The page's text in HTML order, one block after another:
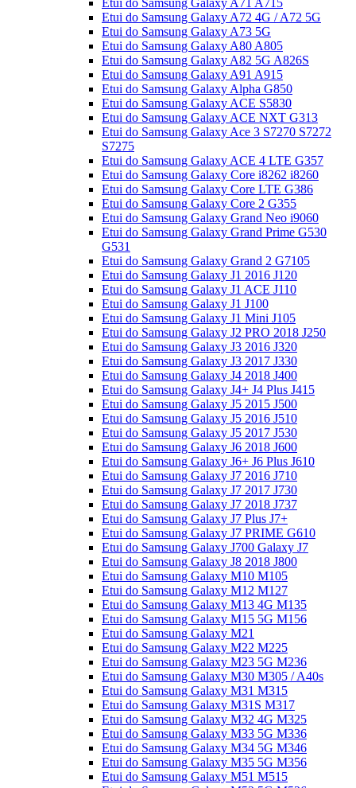
Etui do Samsung Galaxy A71 A715
Etui do Samsung Galaxy A72 4G / A72 5G
Etui do Samsung Galaxy A73 5G
Etui do Samsung Galaxy A80 A805
Etui do Samsung Galaxy A82 5G A826S
Etui do Samsung Galaxy A91 A915
Etui do Samsung Galaxy Alpha G850
Etui do Samsung Galaxy ACE S5830
Etui do Samsung Galaxy ACE NXT G313
Etui do Samsung Galaxy Ace 3 S7270 S7272
S7275
Etui do Samsung Galaxy ACE 4 LTE G357
Etui do Samsung Galaxy Core i8262 i8260
Etui do Samsung Galaxy Core LTE G386
Etui do Samsung Galaxy Core 2 G355
Etui do Samsung Galaxy Grand Neo i9060
Etui do Samsung Galaxy Grand Prime G530
G531
Etui do Samsung Galaxy Grand 2 G7105
Etui do Samsung Galaxy J1 2016 J120
Etui do Samsung Galaxy J1 ACE J110
Etui do Samsung Galaxy J1 J100
Etui do Samsung Galaxy J1 Mini J105
Etui do Samsung Galaxy J2 PRO 2018 J250
Etui do Samsung Galaxy J3 2016 J320
Etui do Samsung Galaxy J3 2017 J330
Etui do Samsung Galaxy J4 2018 J400
Etui do Samsung Galaxy J4+ J4 Plus J415
Etui do Samsung Galaxy J5 2015 J500
Etui do Samsung Galaxy J5 2016 J510
Etui do Samsung Galaxy J5 2017 J530
Etui do Samsung Galaxy J6 2018 J600
Etui do Samsung Galaxy J6+ J6 Plus J610
Etui do Samsung Galaxy J7 2016 J710
Etui do Samsung Galaxy J7 2017 J730
Etui do Samsung Galaxy J7 2018 J737
Etui do Samsung Galaxy J7 Plus J7+
Etui do Samsung Galaxy J7 PRIME G610
Etui do Samsung Galaxy J700 Galaxy J7
Etui do Samsung Galaxy J8 2018 J800
Etui do Samsung Galaxy M10 M105
Etui do Samsung Galaxy M12 M127
Etui do Samsung Galaxy M13 4G M135
Etui do Samsung Galaxy M15 5G M156
Etui do Samsung Galaxy M21
Etui do Samsung Galaxy M22 M225
Etui do Samsung Galaxy M23 5G M236
Etui do Samsung Galaxy M30 M305 / A40s
Etui do Samsung Galaxy M31 M315
Etui do Samsung Galaxy M31S M317
Etui do Samsung Galaxy M32 4G M325
Etui do Samsung Galaxy M33 5G M336
Etui do Samsung Galaxy M34 5G M346
Etui do Samsung Galaxy M35 5G M356
Etui do Samsung Galaxy M51 M515